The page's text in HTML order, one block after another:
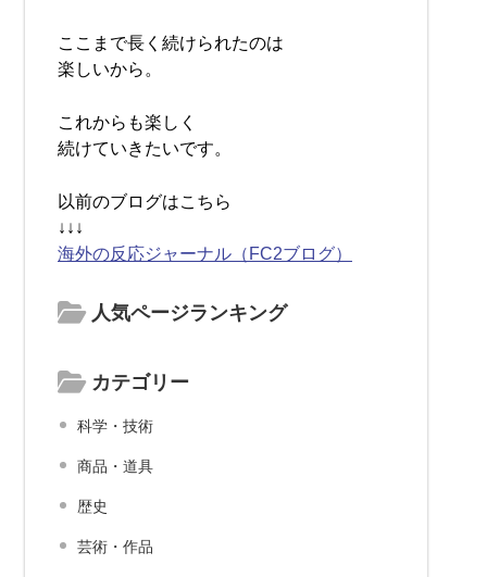
ここまで長く続けられたのは
楽しいから。
これからも楽しく
続けていきたいです。
以前のブログはこちら
↓↓↓
海外の反応ジャーナル（FC2ブログ）
人気ページランキング
カテゴリー
科学・技術
商品・道具
歴史
芸術・作品